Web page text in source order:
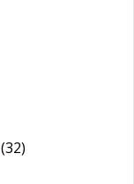
(32)